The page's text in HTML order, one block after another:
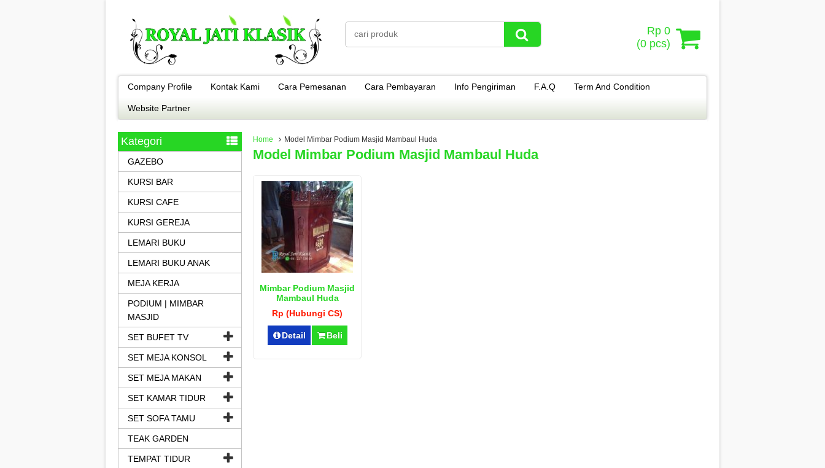
Rp 0
(0 pcs)
Company Profile Kontak Kami Cara Pemesanan Cara Pembayaran Info Pengiriman F.A.Q Term And Condition
Website Partner
Home Model Mimbar Podium Masjid Mambaul Huda
Model Mimbar Podium Masjid Mambaul Huda
Mimbar Podium Masjid
Mambaul Huda
Rp (Hubungi CS)
Detail Beli
Kategori
GAZEBO
KURSI BAR
KURSI CAFE
KURSI GEREJA
LEMARI BUKU
LEMARI BUKU ANAK
MEJA KERJA
PODIUM | MIMBAR
MASJID
SET BUFET TV
SET MEJA KONSOL
SET MEJA MAKAN
SET KAMAR TIDUR
SET SOFA TAMU
TEAK GARDEN
TEMPAT TIDUR